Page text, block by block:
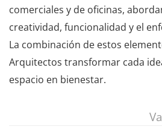
comerciales y de oficinas,
creatividad, funcionalidad y el
La combinación de estos
Arquitectos transformar cada
espacio en bienestar.